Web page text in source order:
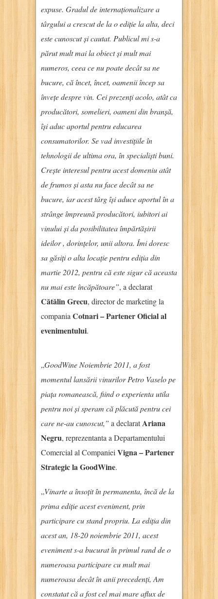
expuse. Gradul de internaționalizare a
târgului a crescut de la o ediție la alta, deci
este cunoscut și cautat. Publicul mi s-a
părut mult mai la obiect și mult mai
numeros, ceea ce nu poate decât sa ne
bucure, că încet, încet, oamenii încep sa
învețe despre vin. Cei prezenți acolo, atât ca
producători, somelieri, oameni din branșă,
își aduc aportul pentru educarea
consumatorilor. Se vad investițiile în
tehnologii de ultima ora, în specialiști buni.
Crește interesul pentru acest domeniu atât
de frumos și asta nu face decât sa ne
bucure, iar acest târg își aduce aportul în a
strânge împreună producători, iubitori ai
vinului și da posibilitatea împărtășirii
ideilor , dorințelor, unii altora. Îmi doresc
sa găsiți o alta locație pentru ediția din
martie 2012, pentru că este sigur că aceasta
nu mai este încăpătoare”, a declarat
Cătălin Grecu, director de marketing la
compania Cotnari – Partener Oficial al
evenimentului.
„GoodWine Noiembrie 2011, a fost
momentul lansării vinurilor Petro Vaselo pe
piața romanească, fiind o experienta utila
pentru noi și speram că plăcută pentru cei
care ne-au cunoscut,” a declaratAriana
Negru, reprezentanta a Departamentului
Comercial al Companiei Vigna – Partener
Strategic la GoodWine.
„Vinarte a însoțit în permanenta, încă de la
prima ediție acest eveniment, prin
participare cu stand propriu. La ediția din
acest an, 18-20 noiembrie 2011, acest
eveniment s-a bucurat în primul rand de o
numeroasa participare cu mult mai
numeroasa decât în anii precedenți, Am
constatat că a fost cel mai mare aflux de